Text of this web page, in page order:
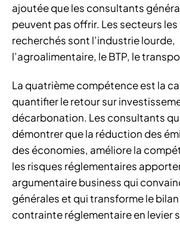
ajoutée que les consultants
peuvent pas offrir. Les secteurs les
recherchés sont l’industrie lourde,
l’agroalimentaire, le BTP, le
La quatrième compétence est la
quantifier le retour sur
décarbonation. Les consultants
démontrer que la réduction des
des économies, améliore la
les risques réglementaires
argumentaire business qui
générales et qui transforme le
contrainte réglementaire en levier